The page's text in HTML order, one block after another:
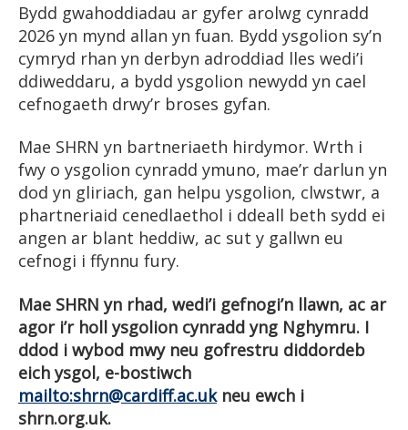
Bydd gwahoddiadau ar gyfer arolwg cynradd
2026 yn mynd allan yn fuan. Bydd ysgolion sy’n
cymryd rhan yn derbyn adroddiad lles wedi’i
ddiweddaru, a bydd ysgolion newydd yn cael
cefnogaeth drwy’r broses gyfan.
Mae SHRN yn bartneriaeth hirdymor. Wrth i
fwy o ysgolion cynradd ymuno, mae’r darlun yn
dod yn gliriach, gan helpu ysgolion, clwstwr, a
phartneriaid cenedlaethol i ddeall beth sydd ei
angen ar blant heddiw, ac sut y gallwn eu
cefnogi i ffynnu fury.
Mae SHRN yn rhad, wedi’i gefnogi’n llawn, ac ar
agor i’r holl ysgolion cynradd yng Nghymru. I
ddod i wybod mwy neu gofrestru diddordeb
eich ysgol, e-bostiwch
mailto:shrn@cardiff.ac.ukneu ewch i
shrn.org.uk.